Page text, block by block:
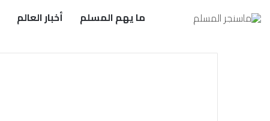
ما يهم المسلم أخبار العالم